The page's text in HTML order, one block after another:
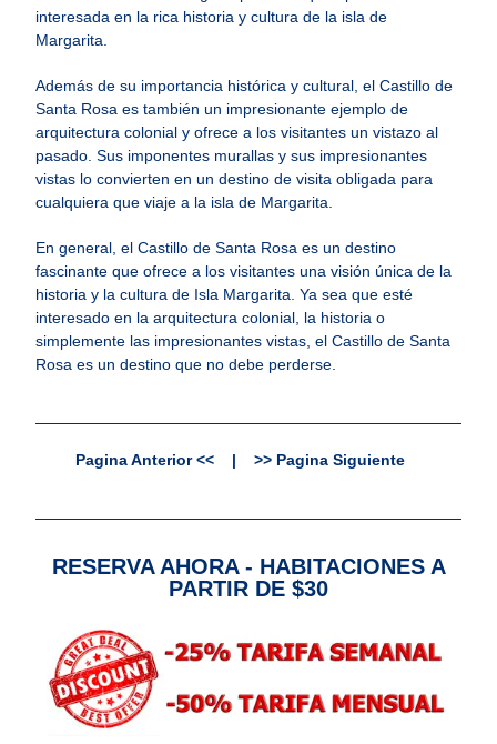
interesada en la rica historia y cultura de la isla de
Margarita.
Además de su importancia histórica y cultural, el Castillo de
Santa Rosa es también un impresionante ejemplo de
arquitectura colonial y ofrece a los visitantes un vistazo al
pasado. Sus imponentes murallas y sus impresionantes
vistas lo convierten en un destino de visita obligada para
cualquiera que viaje a la isla de Margarita.
En general, el Castillo de Santa Rosa es un destino
fascinante que ofrece a los visitantes una visión única de la
historia y la cultura de Isla Margarita. Ya sea que esté
interesado en la arquitectura colonial, la historia o
simplemente las impresionantes vistas, el Castillo de Santa
Rosa es un destino que no debe perderse.
Pagina Anterior <<| >> Pagina Siguiente
RESERVA AHORA - HABITACIONES A
PARTIR DE $30